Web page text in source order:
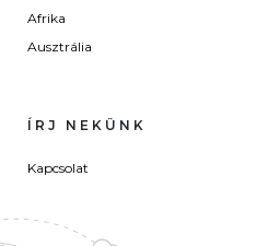
Afrika
Ausztrália
ÍRJ NEKÜNK
Kapcsolat